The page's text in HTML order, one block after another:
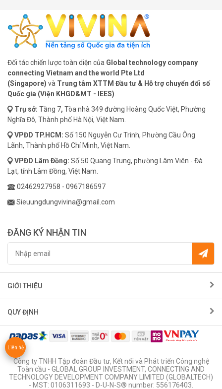
Đối tác chiến lược toàn diện của Global technology company
connecting Vietnam and the world Pte Ltd
(Singapore) và Trung tâm XTTM Đầu tư & Hỗ trợ chuyển đổi số
Quốc gia (Viện KHGD&MT - IEES)
Trụ sở: Tầng 7, Tòa nhà 349 đường Hoàng Quốc Việt, Phường
Nghĩa Đô, Thành phố Hà Nội, Việt Nam.
VPĐD TP.HCM: Số 150 Nguyễn Cư Trinh, Phường Cầu Ông
Lãnh, Thành phố Hồ Chí Minh, Việt Nam.
VPĐD Lâm Đồng: Số 50 Quang Trung, phường Lâm Viên - Đà
Lạt, tỉnh Lâm Đồng, Việt Nam.
02462927958 - 0967186597
Sieuungdungvivina@gmail.com
ĐĂNG KÝ NHẬN TIN
GIỚI THIỆU
QUY ĐỊNH
Công ty TNHH Tập đoàn Đầu tư, Kết nối và Phát triển Công nghệ
Toàn cầu - GLOBAL GROUP INVESTMENT, CONNECTING AND
TECHNOLOGY DEVELOPMENT COMPANY LIMITED (GLOBALTECH)
- MST: 0106311693 - D-U-N-S® number: 556176403.
Liên hệ